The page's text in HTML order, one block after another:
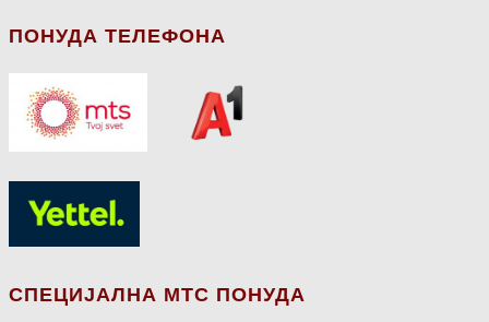
ПОНУДА ТЕЛЕФОНА
СПЕЦИЈАЛНА МТС ПОНУДА